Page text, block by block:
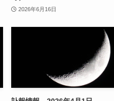
2026年6月16日